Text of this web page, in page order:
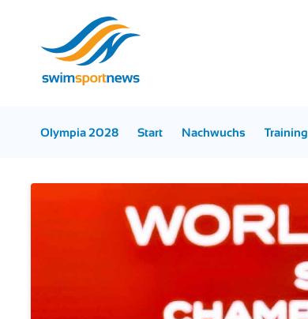
Olympia 2028 Start Nachwuchs Training